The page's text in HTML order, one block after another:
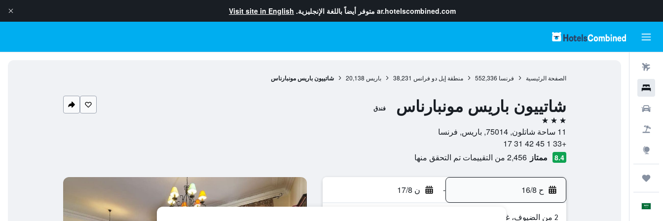
ar.hotelscombined.com متوفر أيضاً باللغة الإنجليزية. Visit site in English
الصفحة الرئيسية فرنسا 552,336 منطقة إيل دو فرانس 38,231 باريس 20,138 شاتييون باريس مونبارناس
شاتييون باريس مونبارناس فندق
3 نجوم
11 ساحة شاتلون, 75014, باريس, فرنسا
+33 1 45 42 31 17
8.4 ممتاز 2,456 من التقييمات تم التحقق منها
ح 16/8 - ن 17/8
2 من الضيوف، غرفة واحدة